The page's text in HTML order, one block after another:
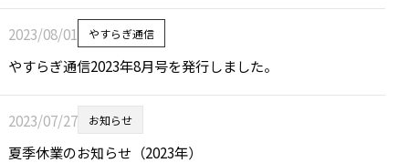
2023/08/01 やすらぎ通信
やすらぎ通信2023年8月号を発行しました。
2023/07/27 お知らせ
夏季休業のお知らせ（2023年）